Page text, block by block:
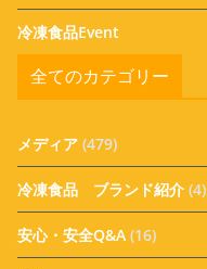
冷凍食品Event
全てのカテゴリー
メディア (479)
冷凍食品 ブランド紹介 (4)
安心・安全Q&A (16)